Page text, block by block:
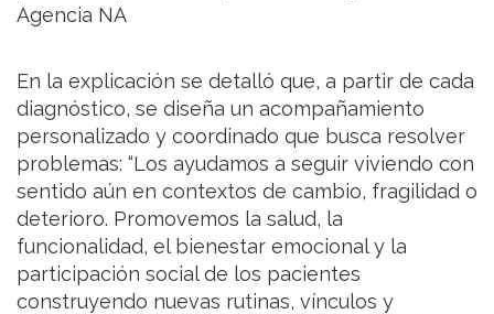
Agencia NA
En la explicación se detalló que, a partir de cada
diagnóstico, se diseña un acompañamiento
personalizado y coordinado que busca resolver
problemas: “Los ayudamos a seguir viviendo con
sentido aún en contextos de cambio, fragilidad o
deterioro. Promovemos la salud, la
funcionalidad, el bienestar emocional y la
participación social de los pacientes
construyendo nuevas rutinas, vínculos y